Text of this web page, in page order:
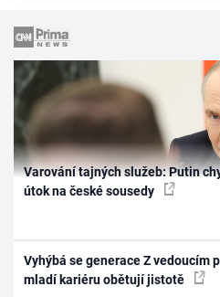
Varování tajných služeb: Putin
útok na české sousedy
Vyhýbá se generace Z vedoucím
mladí kariéru obětují jistotě